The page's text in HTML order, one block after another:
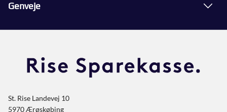
Genveje
St. Rise Landevej 10
5970 Ærøskøbing